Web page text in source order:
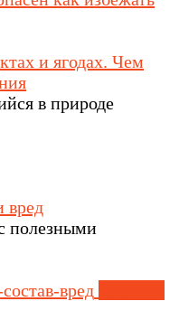
и ягодах. Чем
в природе
вред
полезными